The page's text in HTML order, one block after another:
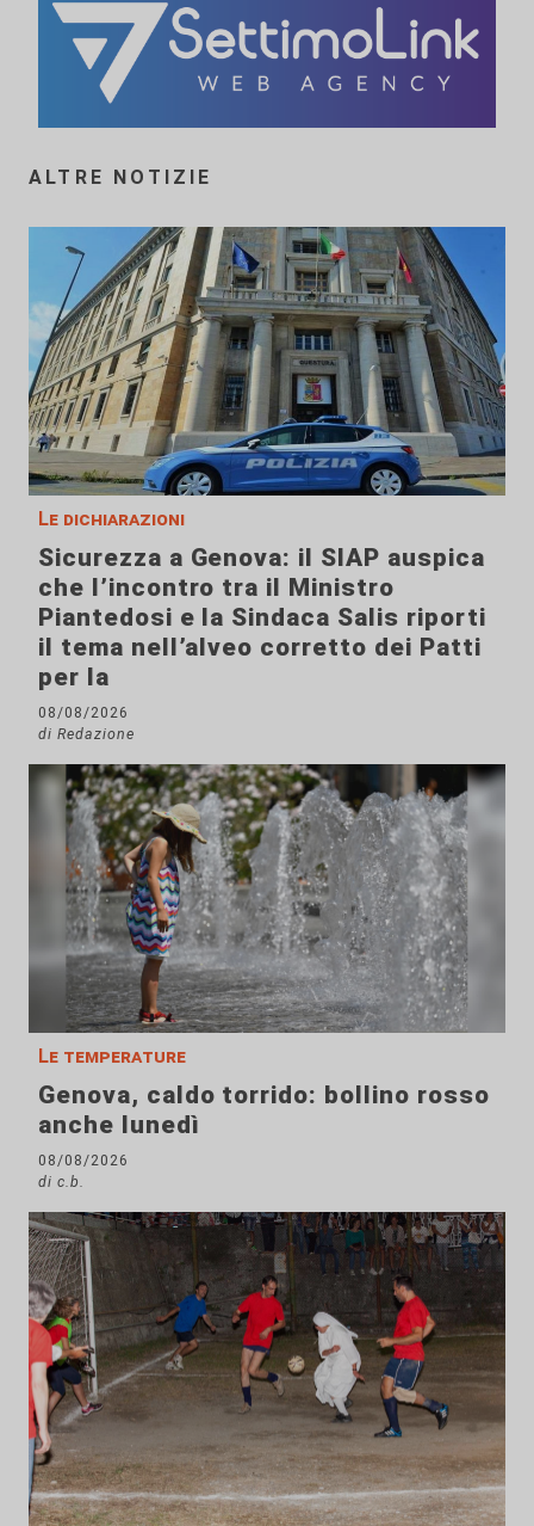
ALTRE NOTIZIE
Le dichiarazioni
Sicurezza a Genova: il SIAP auspica
che l’incontro tra il Ministro
Piantedosi e la Sindaca Salis riporti
il tema nell’alveo corretto dei Patti
per la
08/08/2026
di Redazione
Le temperature
Genova, caldo torrido: bollino rosso
anche lunedì
08/08/2026
di c.b.